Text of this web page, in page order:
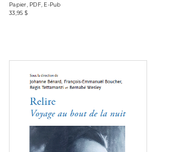
Papier, PDF, E-Pub
33,95 $